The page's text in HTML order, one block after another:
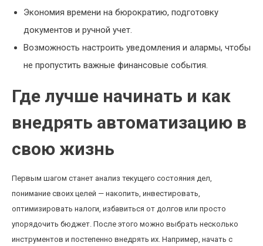
Экономия времени на бюрократию, подготовку
документов и ручной учет.
Возможность настроить уведомления и алармы, чтобы
не пропустить важные финансовые события.
Где лучше начинать и как
внедрять автоматизацию в
свою жизнь
Первым шагом станет анализ текущего состояния дел,
понимание своих целей — накопить, инвестировать,
оптимизировать налоги, избавиться от долгов или просто
упорядочить бюджет. После этого можно выбрать несколько
инструментов и постепенно внедрять их. Например, начать с